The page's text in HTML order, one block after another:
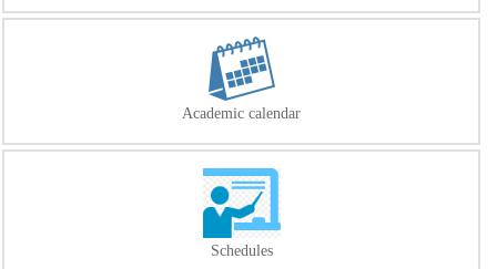
Academic calendar
Schedules